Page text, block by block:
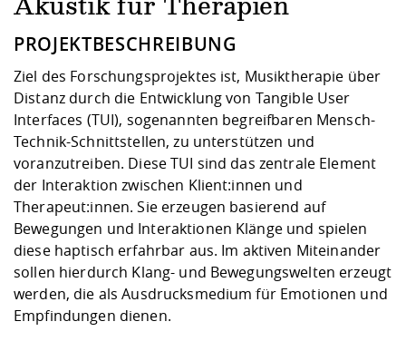
Checkliste zum
und Physik
Digitales Lernen
Fremdsprachen
Studentenwerk
Angebote der
Arbeit
Career Service
Weiterbilden im
Formulare und
Internationale
Gründung und
Kooperationen
Klimaschutz &
Förderverein
Informatik/
Landbau/
Maschinenbau
Angebote für Unternehmen
Kontakt und Anfahrt
Qualitätssicherung
Akustik für Therapien
PROJEKTBESCHREIBUNG
Ziel des Forschungsprojektes ist, Musiktherapie über
Distanz durch die Entwicklung von Tangible User
Interfaces (TUI), sogenannten begreifbaren Mensch-
Technik-Schnittstellen, zu unterstützen und
voranzutreiben. Diese TUI sind das zentrale Element
der Interaktion zwischen Klient:innen und
Therapeut:innen. Sie erzeugen basierend auf
Bewegungen und Interaktionen Klänge und spielen
diese haptisch erfahrbar aus. Im aktiven Miteinander
sollen hierdurch Klang- und Bewegungswelten erzeugt
werden, die als Ausdrucksmedium für Emotionen und
Empfindungen dienen.